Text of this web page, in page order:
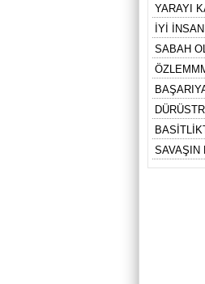
YARAYI
İYİ
SABAH
SAVAŞIN